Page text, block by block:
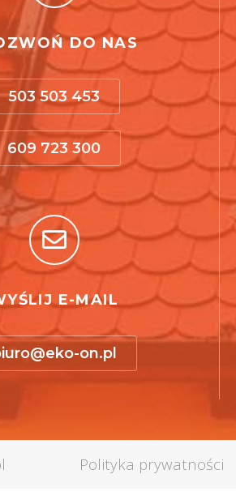
DO NAS
503 503 453
609 723 300
E-MAIL
on.pl
Polityka prywatności